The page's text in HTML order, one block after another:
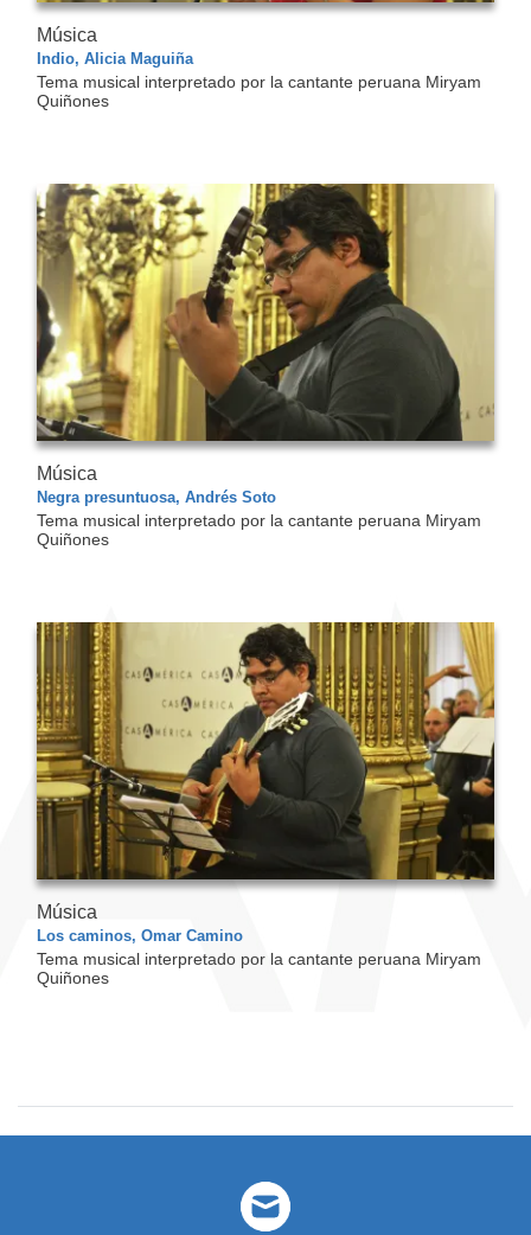
Música
Indio, Alicia Maguiña
Tema musical interpretado por la cantante peruana Miryam
Quiñones
Música
Negra presuntuosa, Andrés Soto
Tema musical interpretado por la cantante peruana Miryam
Quiñones
Música
Los caminos, Omar Camino
Tema musical interpretado por la cantante peruana Miryam
Quiñones